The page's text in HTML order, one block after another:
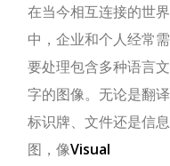
在当今相互连接的世界
中，企业和个人经常需
要处理包含多种语言文
字的图像。无论是翻译
标识牌、文件还是信息
图，像Visual